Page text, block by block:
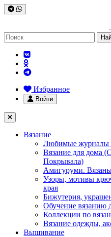
Избранное
Войти
Вязание
Любимые журналы
Вязание для дома
Покрывала)
Амигуруми.
Узоры, мотивы
края
Бижутерия,
Обучение вязанию
Коллекции по
Вязание одежды,
Вышивание